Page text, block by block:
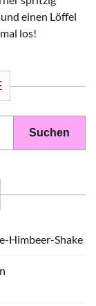
einen Löffel
los!
Himbeer-Shake